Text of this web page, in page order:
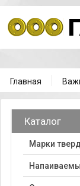
Главная
Каталог
Марки